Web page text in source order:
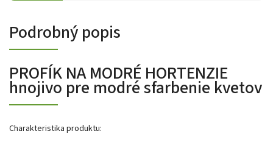
Podrobný popis
PROFÍK NA MODRÉ HORTENZIE
hnojivo pre modré sfarbenie kvetov
Charakteristika produktu: